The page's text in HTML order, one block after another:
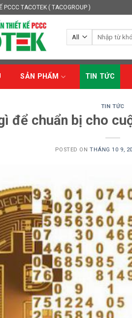
PCCC TACOTEK ( TACOGROUP )
Search
SẢN PHẨM TIN TỨC
TIN TỨC
để chuẩn bị cho
POSTED ONTHÁNG 10 9,